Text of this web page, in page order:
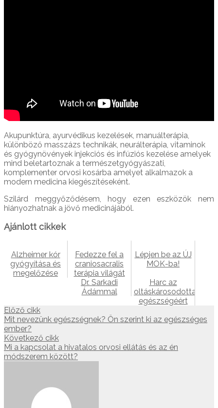
Akupunktúra, ayurvédikus kezelések, manuálterápia,
különböző masszázs technikák, neurálterápia, vitaminok
és gyógynövények injekciós és infúziós kezelése amelyek
mind beletartoznak a természetgyógyászati,
komplementer orvosi kosárba amelyet alkalmazok a
modern medicina kiegészítéseként.
Szilárd meggyőződésem, hogy ezen eszközök nem
hiányozhatnak a jövő medicinájából.
Ajánlott cikkek
Alzheimer kór
gyógyítása és
megelőzése
Fedezze fel a
craniosacralis
terápia világát
Dr. Sarkadi
Ádámmal
Lépjen be az ÚJ
MOK-ba!
Harc az
oltáskárosodottak
egészségéért
Előző cikk
Mit nevezünk egészségnek? Ön szerint ki az egészséges
ember?
Következő cikk
Mi a kapcsolat a hivatalos orvosi ellátás és az én
módszerem között?